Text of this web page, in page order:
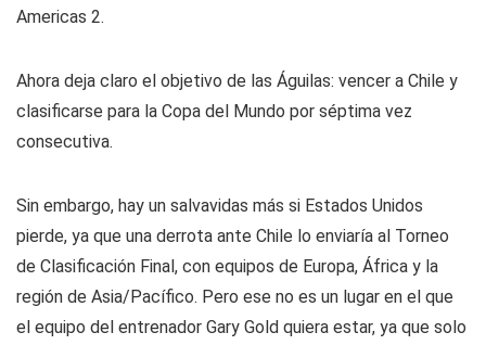
Americas 2.
Ahora deja claro el objetivo de las Águilas: vencer a Chile y
clasificarse para la Copa del Mundo por séptima vez
consecutiva.
Sin embargo, hay un salvavidas más si Estados Unidos
pierde, ya que una derrota ante Chile lo enviaría al Torneo
de Clasificación Final, con equipos de Europa, África y la
región de Asia/Pacífico. Pero ese no es un lugar en el que
el equipo del entrenador Gary Gold quiera estar, ya que solo